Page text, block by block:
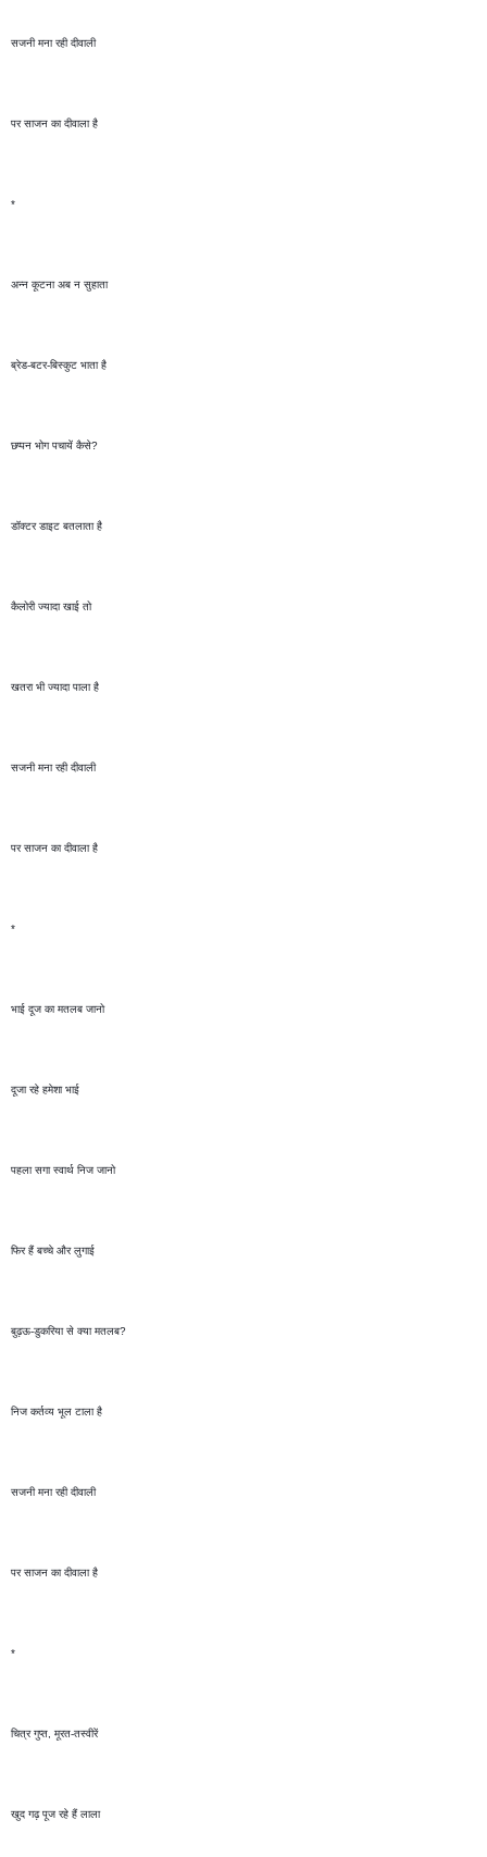
सजनी मना रही दीवाली
पर साजन का दीवाला है
*
अन्न कूटना अब न सुहाता
ब्रेड-बटर-बिस्कुट भाता है
छप्पन भोग पचायें कैसे?
डॉक्टर डाइट बतलाता है
कैलोरी ज्यादा खाई तो
खतरा भी ज्यादा पाला है
सजनी मना रही दीवाली
पर साजन का दीवाला है
*
भाई दूज का मतलब जानो
दूजा रहे हमेशा भाई
पहला सगा स्वार्थ निज जानो
फिर हैं बच्चे और लुगाई
बुढ़ऊ-डुकरिया से क्या मतलब?
निज कर्तव्य भूल टाला है
सजनी मना रही दीवाली
पर साजन का दीवाला है
*
चित्र गुप्त, मूरत-तस्वीरें
खुद गढ़ पूज रहे हैं लाला